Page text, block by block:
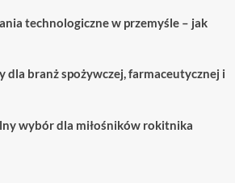
technologiczne w przemyśle – jak
dla branż spożywczej, farmaceutycznej i
wybór dla miłośników rokitnika